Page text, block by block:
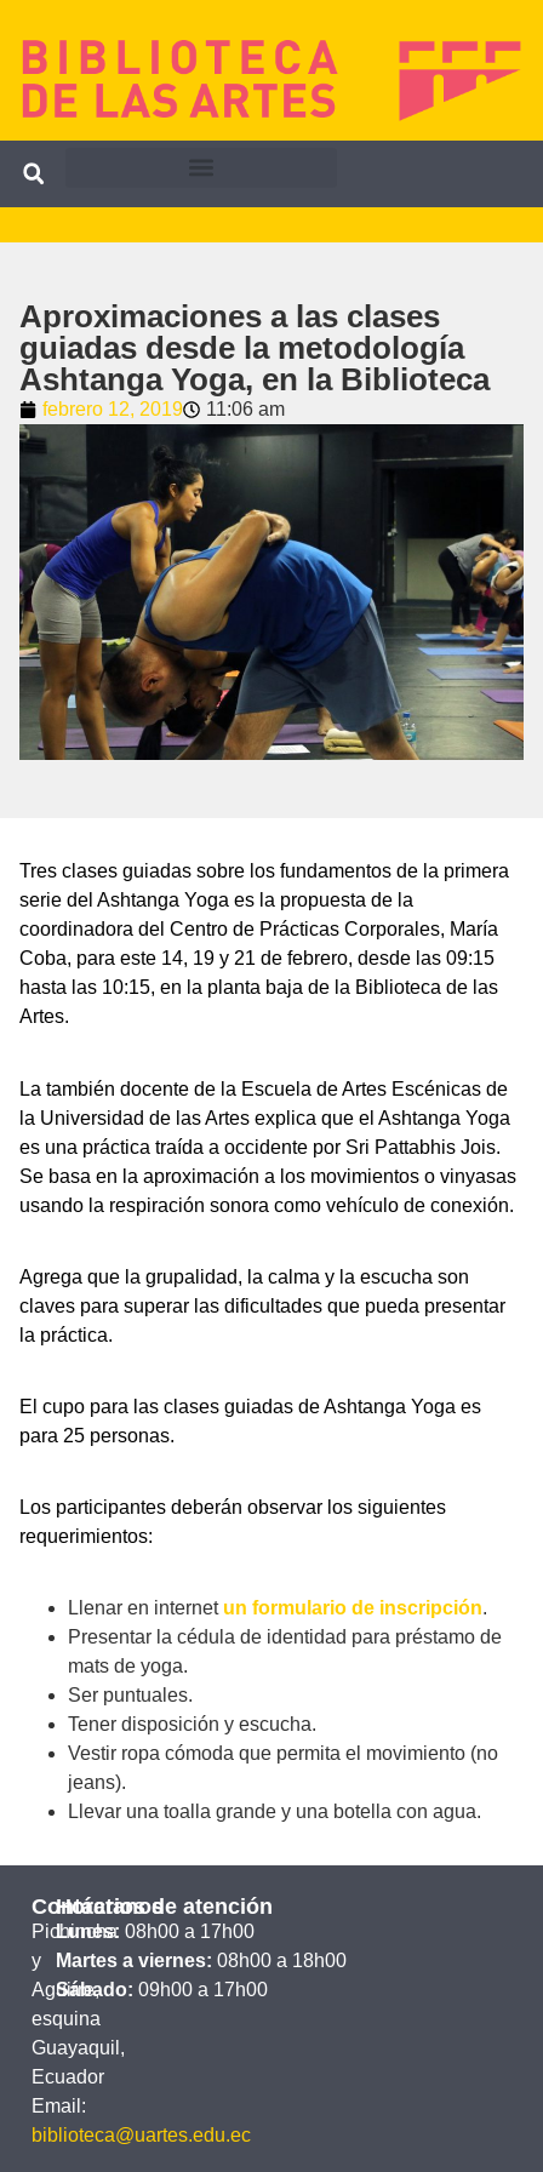
Aproximaciones a las clases
guiadas desde la metodología
Ashtanga Yoga, en la Biblioteca
febrero 12, 2019 11:06 am
Tres clases guiadas sobre los fundamentos de la primera
serie del Ashtanga Yoga es la propuesta de la
coordinadora del Centro de Prácticas Corporales, María
Coba, para este 14, 19 y 21 de febrero, desde las 09:15
hasta las 10:15, en la planta baja de la Biblioteca de las
Artes.
La también docente de la Escuela de Artes Escénicas de
la Universidad de las Artes explica que el Ashtanga Yoga
es una práctica traída a occidente por Sri Pattabhis Jois.
Se basa en la aproximación a los movimientos o vinyasas
usando la respiración sonora como vehículo de conexión.
Agrega que la grupalidad, la calma y la escucha son
claves para superar las dificultades que pueda presentar
la práctica.
El cupo para las clases guiadas de Ashtanga Yoga es
para 25 personas.
Los participantes deberán observar los siguientes
requerimientos:
Llenar en internet un formulario de inscripción.
Presentar la cédula de identidad para préstamo de
mats de yoga.
Ser puntuales.
Tener disposición y escucha.
Vestir ropa cómoda que permita el movimiento (no
jeans).
Llevar una toalla grande y una botella con agua.
Contáctanos
Pichincha
y
Aguirre,
esquina
Guayaquil,
Ecuador
Email:
biblioteca@uartes.edu.ec
Horarios de atención
Lunes: 08h00 a 17h00
Martes a viernes: 08h00 a 18h00
Sábado: 09h00 a 17h00